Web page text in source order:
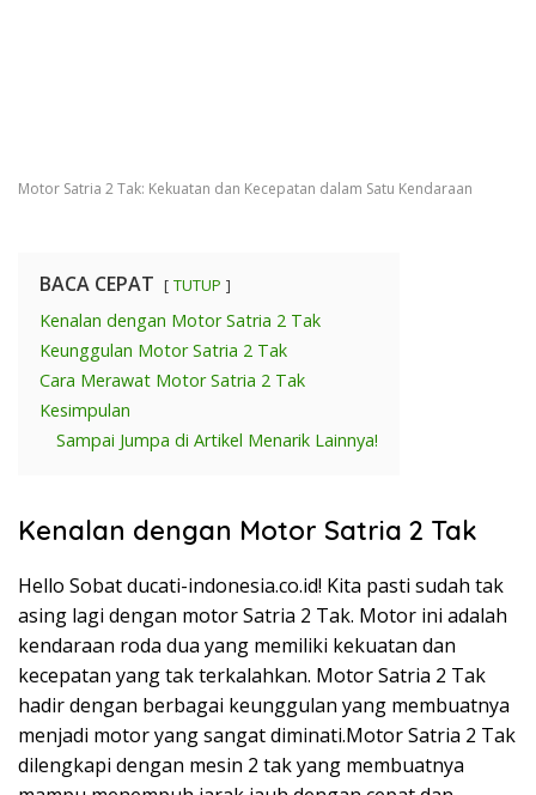
Motor Satria 2 Tak: Kekuatan dan Kecepatan dalam Satu Kendaraan
BACA CEPAT TUTUP
Kenalan dengan Motor Satria 2 Tak
Keunggulan Motor Satria 2 Tak
Cara Merawat Motor Satria 2 Tak
Kesimpulan
Sampai Jumpa di Artikel Menarik Lainnya!
Kenalan dengan Motor Satria 2 Tak
Hello Sobat ducati-indonesia.co.id! Kita pasti sudah tak
asing lagi dengan motor Satria 2 Tak. Motor ini adalah
kendaraan roda dua yang memiliki kekuatan dan
kecepatan yang tak terkalahkan. Motor Satria 2 Tak
hadir dengan berbagai keunggulan yang membuatnya
menjadi motor yang sangat diminati.Motor Satria 2 Tak
dilengkapi dengan mesin 2 tak yang membuatnya